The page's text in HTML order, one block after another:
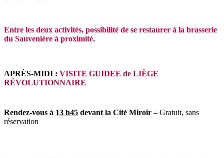
Entre les deux activités, possibilité de se restaurer à la brasserie
du Sauvenière à proximité.
APRÈS-MIDI : VISITE GUIDEE de LIÈGE
RÉVOLUTIONNAIRE
Rendez-vous à 13 h45 devant la Cité Miroir – Gratuit, sans
réservation